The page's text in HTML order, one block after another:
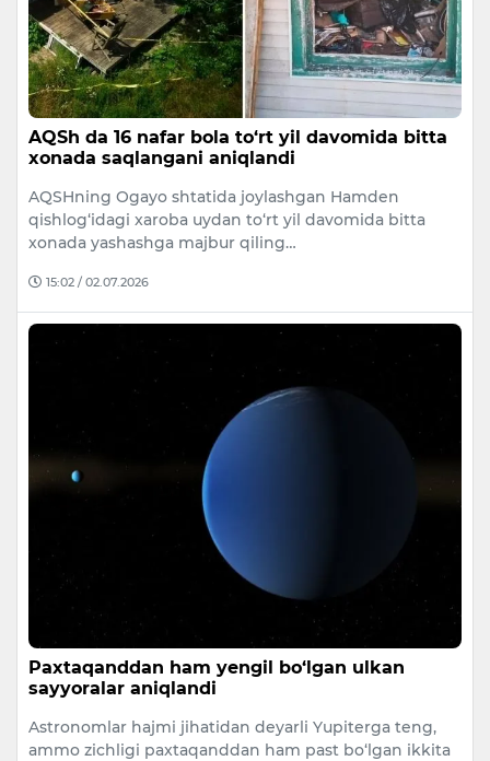
AQSh da 16 nafar bola to‘rt yil davomida bitta
xonada saqlangani aniqlandi
AQSHning Ogayo shtatida joylashgan Hamden
qishlog‘idagi xaroba uydan to‘rt yil davomida bitta
xonada yashashga majbur qiling…
15:02 / 02.07.2026
Paxtaqanddan ham yengil bo‘lgan ulkan
sayyoralar aniqlandi
Astronomlar hajmi jihatidan deyarli Yupiterga teng,
ammo zichligi paxtaqanddan ham past bo‘lgan ikkita